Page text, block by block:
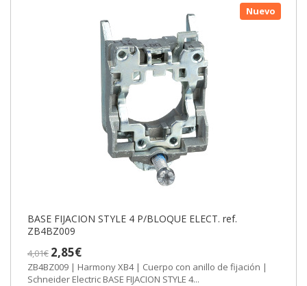
BASE FIJACION STYLE 4 P/BLOQUE ELECT. ref.
ZB4BZ009
Nuevo
4,01€ 2,85€
ZB4BZ009 | Harmony XB4 | Cuerpo con anillo de fijación |
Schneider Electric BASE FIJACION STYLE 4...